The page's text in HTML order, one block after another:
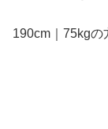
190cm｜75kgの